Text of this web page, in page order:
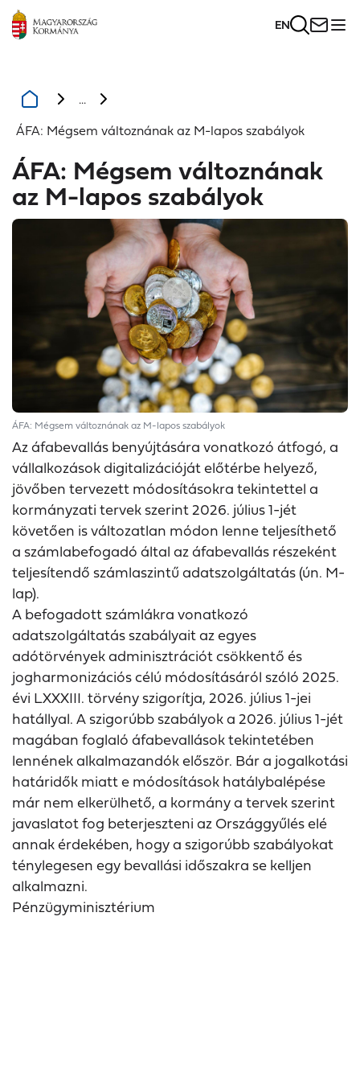
EN
...
ÁFA: Mégsem változnának az M-lapos szabályok
ÁFA: Mégsem változnának
az M-lapos szabályok
ÁFA: Mégsem változnának az M-lapos szabályok
Az áfabevallás benyújtására vonatkozó átfogó, a
vállalkozások digitalizációját előtérbe helyező,
jövőben tervezett módosításokra tekintettel a
kormányzati tervek szerint 2026. július 1-jét
követően is változatlan módon lenne teljesíthető
a számlabefogadó által az áfabevallás részeként
teljesítendő számlaszintű adatszolgáltatás (ún. M-
lap).
A befogadott számlákra vonatkozó
adatszolgáltatás szabályait az egyes
adótörvények adminisztrációt csökkentő és
jogharmonizációs célú módosításáról szóló 2025.
évi LXXXIII. törvény szigorítja, 2026. július 1-jei
hatállyal. A szigorúbb szabályok a 2026. július 1-jét
magában foglaló áfabevallások tekintetében
lennének alkalmazandók először. Bár a jogalkotási
határidők miatt e módosítások hatálybalépése
már nem elkerülhető, a kormány a tervek szerint
javaslatot fog beterjeszteni az Országgyűlés elé
annak érdekében, hogy a szigorúbb szabályokat
ténylegesen egy bevallási időszakra se kelljen
alkalmazni.
Pénzügyminisztérium